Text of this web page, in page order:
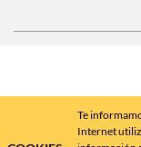
Te
Internet